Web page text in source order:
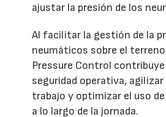
ajustar la presión de los
Al facilitar la gestión de la
neumáticos sobre el
Pressure Control
seguridad operativa,
trabajo y optimizar el uso
a lo largo de la jornada.